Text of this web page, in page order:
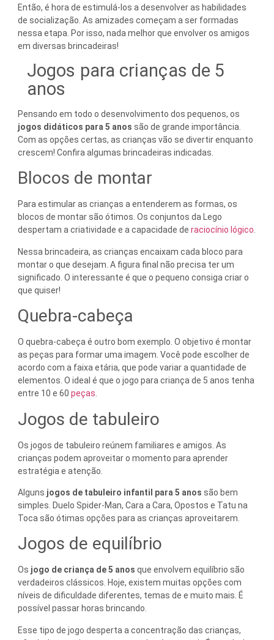
Então, é hora de estimulá-los a desenvolver as habilidades
de socialização. As amizades começam a ser formadas
nessa etapa. Por isso, nada melhor que envolver os amigos
em diversas brincadeiras!
Jogos para crianças de 5
anos
Pensando em todo o desenvolvimento dos pequenos, os
jogos didáticos para 5 anos são de grande importância.
Com as opções certas, as crianças vão se divertir enquanto
crescem! Confira algumas brincadeiras indicadas.
Blocos de montar
Para estimular as crianças a entenderem as formas, os
blocos de montar são ótimos. Os conjuntos da Lego
despertam a criatividade e a capacidade de raciocínio lógico.
Nessa brincadeira, as crianças encaixam cada bloco para
montar o que desejam. A figura final não precisa ter um
significado. O interessante é que o pequeno consiga criar o
que quiser!
Quebra-cabeça
O quebra-cabeça é outro bom exemplo. O objetivo é montar
as peças para formar uma imagem. Você pode escolher de
acordo com a faixa etária, que pode variar a quantidade de
elementos. O ideal é que o jogo para criança de 5 anos tenha
entre 10 e 60 peças
Jogos de tabuleiro
Os jogos de tabuleiro reúnem familiares e amigos. As
crianças podem aproveitar o momento para aprender
estratégia e atenção.
Alguns jogos de tabuleiro infantil para 5 anos são bem
simples. Duelo Spider-Man, Cara a Cara, Opostos e Tatu na
Toca são ótimas opções para as crianças aproveitarem.
Jogos de equilíbrio
Os jogo de criança de 5 anos que envolvem equilíbrio são
verdadeiros clássicos. Hoje, existem muitas opções com
níveis de dificuldade diferentes, temas de e muito mais. É
possível passar horas brincando.
Esse tipo de jogo desperta a concentração das crianças,